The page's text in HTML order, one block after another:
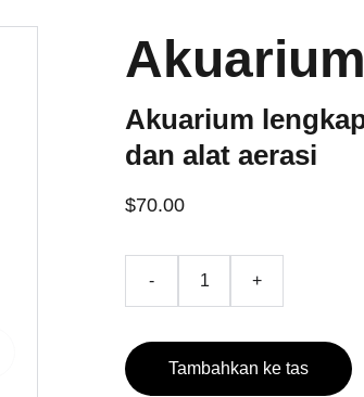
Akuarium
dan alat aerasi
$70.00
- +
Tambahkan ke tas